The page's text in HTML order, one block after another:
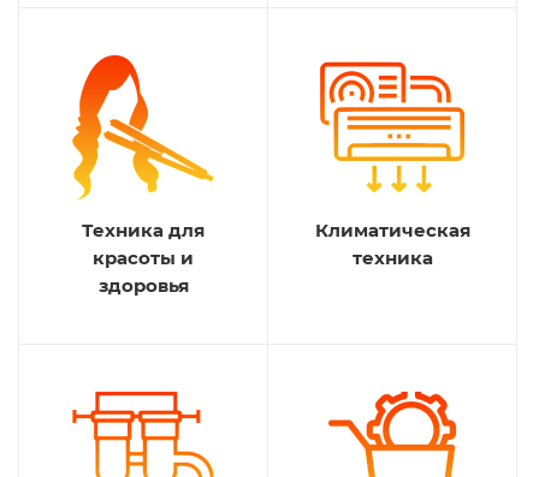
Техника для
красоты и
здоровья
Климатическая
техника